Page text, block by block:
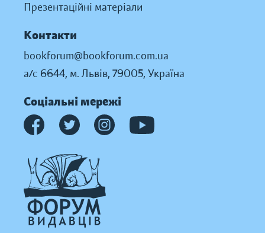
Презентаційні матеріали
Контакти
bookforum@bookforum.com.ua
а/с 6644, м. Львів, 79005, Україна
Соціальні мережі